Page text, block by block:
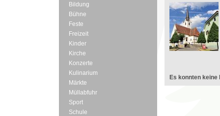
Bildung
Bühne
Feste
Freizeit
Kinder
Kirche
Konzerte
Kulinarium
Märkte
Müllabfuhr
Sport
Schule
Es konnten keine